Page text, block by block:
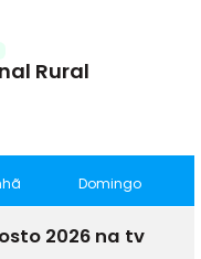
Rural
Domingo
2026 na tv